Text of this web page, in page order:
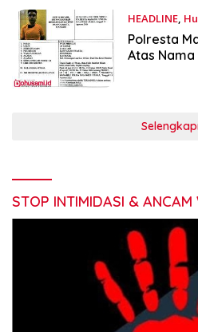
HEADLINE,
November 6,
Polresta
Atas
STOP INTIMIDASI &